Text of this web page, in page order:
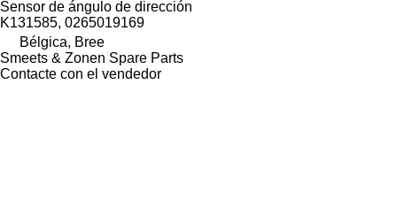
Sensor de ángulo de dirección
K131585, 0265019169
Bélgica, Bree
Smeets & Zonen Spare Parts
Contacte con el vendedor